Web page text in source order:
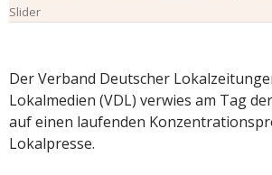
Slider
Der Verband Deutscher
Lokalmedien (VDL) verwies am Tag
auf einen laufenden
Lokalpresse.